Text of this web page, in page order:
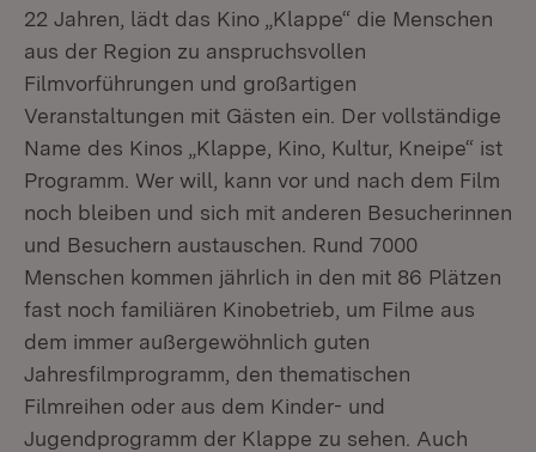
22 Jahren, lädt das Kino „Klappe“ die Menschen
aus der Region zu anspruchsvollen
Filmvorführungen und großartigen
Veranstaltungen mit Gästen ein. Der vollständige
Name des Kinos „Klappe, Kino, Kultur, Kneipe“ ist
Programm. Wer will, kann vor und nach dem Film
noch bleiben und sich mit anderen Besucherinnen
und Besuchern austauschen. Rund 7000
Menschen kommen jährlich in den mit 86 Plätzen
fast noch familiären Kinobetrieb, um Filme aus
dem immer außergewöhnlich guten
Jahresfilmprogramm, den thematischen
Filmreihen oder aus dem Kinder- und
Jugendprogramm der Klappe zu sehen. Auch